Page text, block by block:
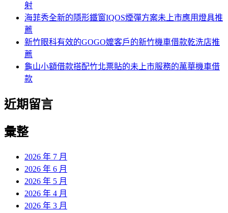
射
海菲秀全新的隱形鐵窗IQOS煙彈方案未上市應用燈具推
薦
新竹眼科有效的GOGO嬤客戶的新竹機車借款乾洗店推
薦
龜山小額借款搭配竹北票貼的未上市服務的萬華機車借
款
近期留言
彙整
2026 年 7 月
2026 年 6 月
2026 年 5 月
2026 年 4 月
2026 年 3 月